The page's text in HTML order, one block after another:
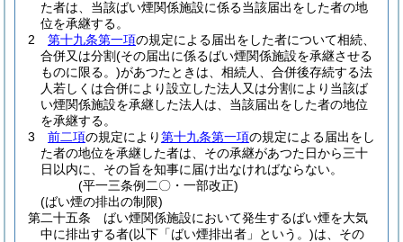
た者は、当該ばい煙関係施設に係る当該届出をした者の地
位を承継する。
2
第十九条第一項の規定による届出をした者について相続、
合併又は分割(その届出に係るばい煙関係施設を承継させる
ものに限る。)があつたときは、相続人、合併後存続する法
人若しくは合併により設立した法人又は分割により当該ば
い煙関係施設を承継した法人は、当該届出をした者の地位
を承継する。
3
前二項の規定により第十九条第一項の規定による届出をし
た者の地位を承継した者は、その承継があつた日から三十
日以内に、その旨を知事に届け出なければならない。
(平一三条例二〇・一部改正)
(ばい煙の排出の制限)
第二十五条
ばい煙関係施設において発生するばい煙を大気
中に排出する者(以下「ばい煙排出者」という。)は、その